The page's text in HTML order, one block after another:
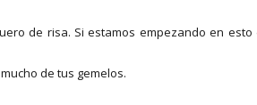
de risa. Si estamos empezando en esto
de tus gemelos.